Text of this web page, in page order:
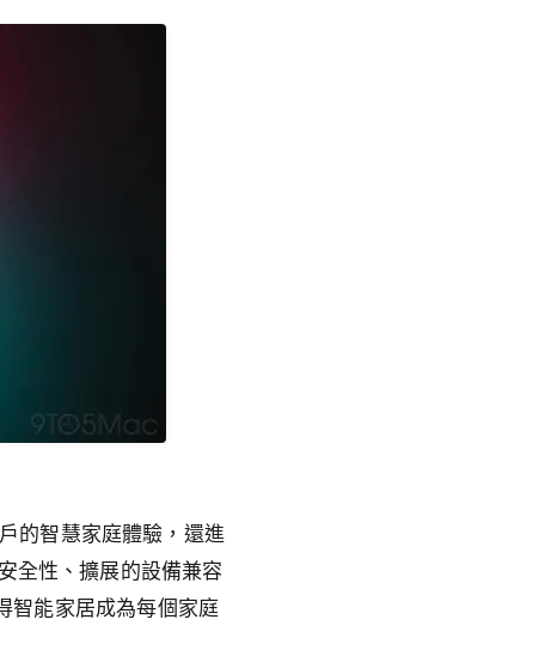
的智慧家庭體驗，還進
全性、擴展的設備兼容
智能家居成為每個家庭